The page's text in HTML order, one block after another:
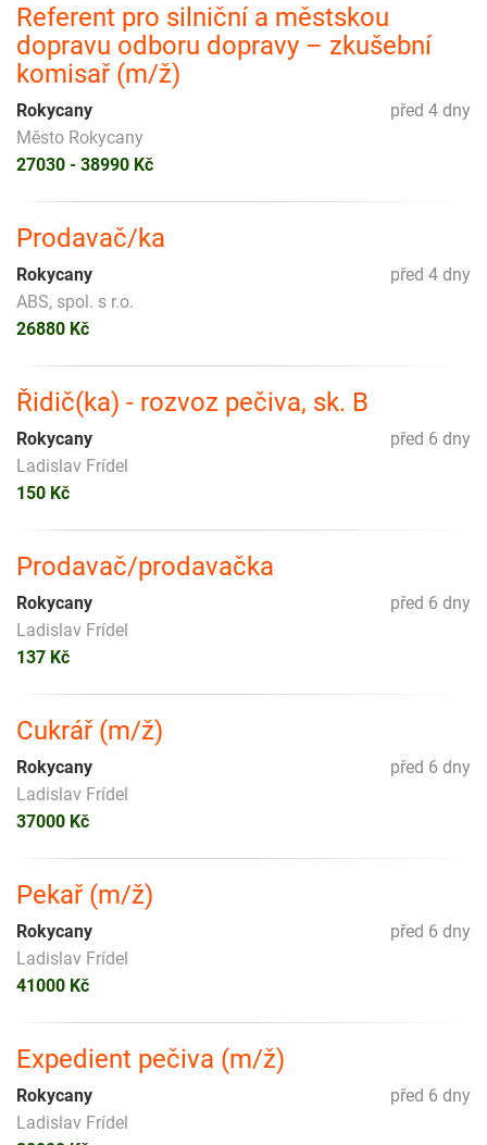
Referent pro silniční a městskou
dopravu odboru dopravy – zkušební
komisař (m/ž)
před 4 dny
Rokycany
Město Rokycany
27030 - 38990 Kč
Prodavač/ka
před 4 dny
Rokycany
ABS, spol. s r.o.
26880 Kč
Řidič(ka) - rozvoz pečiva, sk. B
před 6 dny
Rokycany
Ladislav Frídel
150 Kč
Prodavač/prodavačka
před 6 dny
Rokycany
Ladislav Frídel
137 Kč
Cukrář (m/ž)
před 6 dny
Rokycany
Ladislav Frídel
37000 Kč
Pekař (m/ž)
před 6 dny
Rokycany
Ladislav Frídel
41000 Kč
Expedient pečiva (m/ž)
před 6 dny
Rokycany
Ladislav Frídel